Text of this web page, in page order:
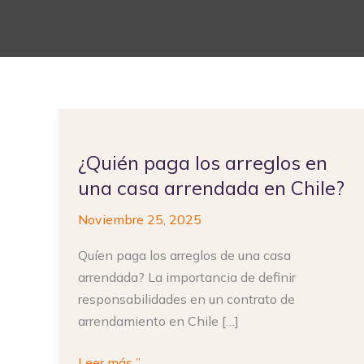
¿Quién paga los arreglos en
una casa arrendada en Chile?
Noviembre 25, 2025
Quíen paga los arreglos de una casa
arrendada? La importancia de definir
responsabilidades en un contrato de
arrendamiento en Chile […]
los
arreglos
una
casa
arrendada
en
Chile?